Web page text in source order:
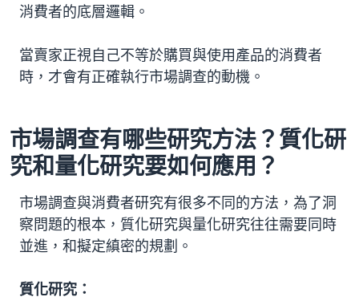
消費者的底層邏輯。
當賣家正視自己不等於購買與使用產品的消費者
時，才會有正確執行市場調查的動機。
市場調查有哪些研究方法？質化研
究和量化研究要如何應用？
市場調查與消費者研究有很多不同的方法，為了洞
察問題的根本，質化研究與量化研究往往需要同時
並進，和擬定縝密的規劃。
質化研究：